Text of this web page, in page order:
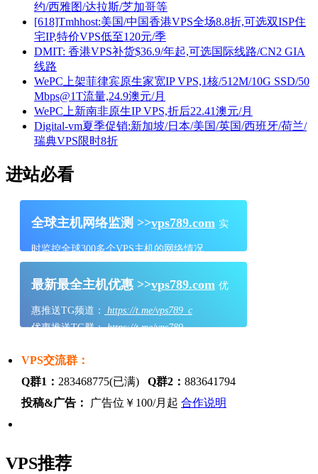
约/西雅图/达拉斯/芝加哥等
[618]Tmhhost:美国/中国香港VPS全场8.8折,可选双ISP住
宅IP,特价VPS低至120元/季
DMIT: 香港VPS补货$36.9/年起,可选国际线路/CN2 GIA
线路
WePC上架菲律宾原生家宽IP VPS,1核/512M/10G SSD/50
Mbps@1T流量,24.9澳元/月
WePC上新南非原生IP VPS,折后22.41澳元/月
Digital-vm夏季促销:新加坡/日本/美国/英国/西班牙/荷兰/
瑞典VPS限时8折
进站必看
全球主机网络监测 >>vps789.com 实
时监控全球300多个VPS主机的网络情况
最新最全主机优惠 >>vps789.com 优
惠推送TG频道：
https://t.me/vps789_c
优惠推送TG群：https://t.me/vps789
VPS交流群：
Q群1： 283468775(已满) Q群2： 883641794
投稿&广告：
广告位￥100/月起 合作说明
VPS推荐